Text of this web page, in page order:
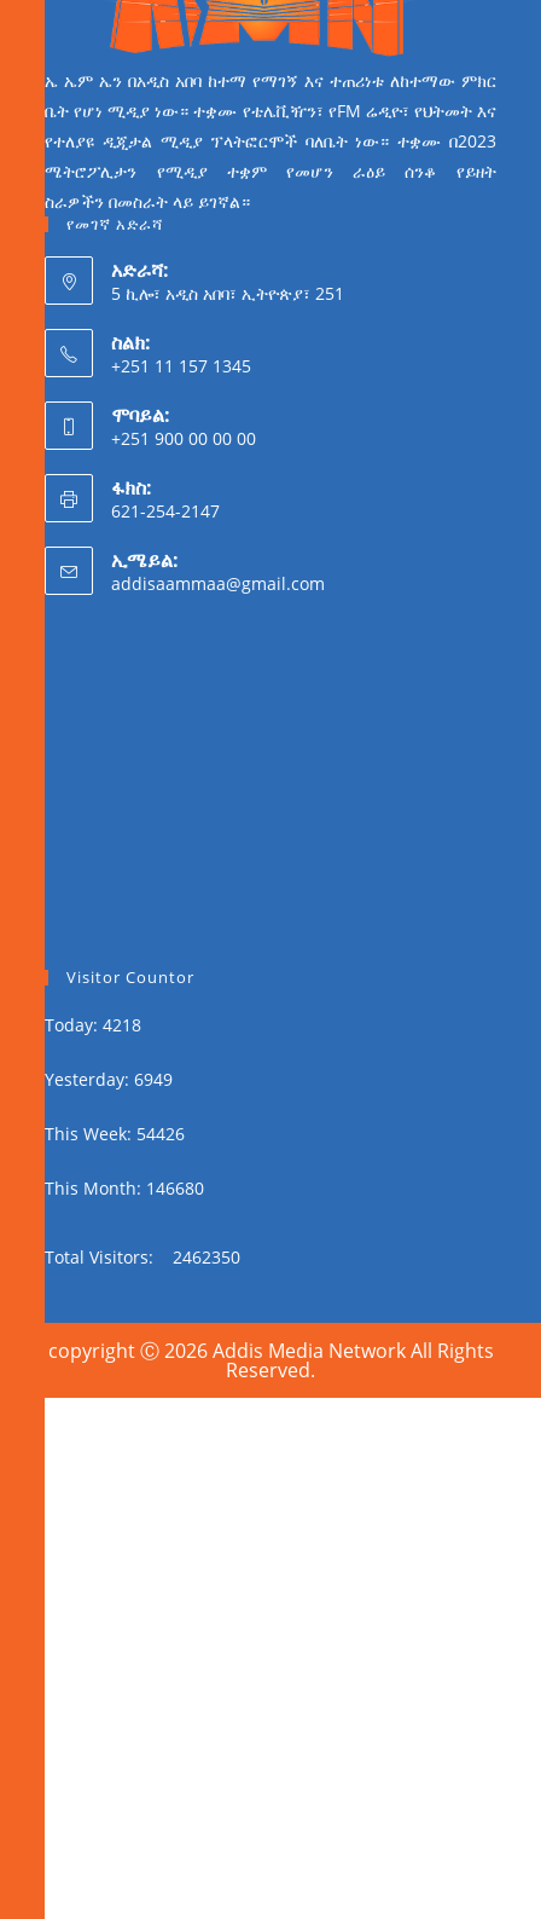
ኤ ኤም ኤን በአዲስ አበባ ከተማ የማገኝ እና ተጠሪነቱ ለከተማው ምክር
ቤት የሆነ ሚዲያ ነው። ተቋሙ የቴሌቪዥን፣ የFM ሬዲዮ፣ የህትመት እና
የተለያዩ ዲጂታል ሚዲያ ፕላትፎርሞች ባለቤት ነው። ተቋሙ በ2023
ሜትሮፖሊታን የሚዲያ ተቋም የመሆን ራዕይ ሰንቆ የይዘት
ስራዎችን በመስራት ላይ ይገኛል።
የመገኛ አድራሻ
አድራሻ:
5 ኪሎ፣ አዲስ አበባ፣ ኢትዮጵያ፣ 251
ስልክ:
+251 11 157 1345
ሞባይል:
+251 900 00 00 00
ፋክስ:
621-254-2147
ኢሜይል:
addisaammaa@gmail.com
Visitor Countor
Today: 4218
Yesterday: 6949
This Week: 54426
This Month: 146680
Total Visitors: 2462350
copyright Ⓒ 2026 Addis Media Network All Rights
Reserved.